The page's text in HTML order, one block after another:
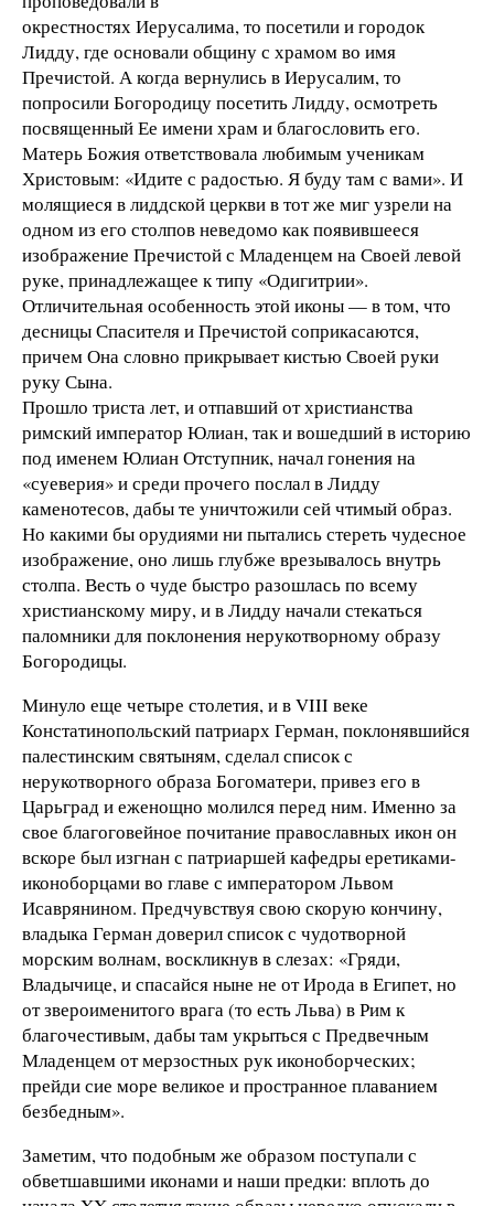
окрестностях Иерусалима, то посетили и городок
Лидду, где основали общину с храмом во имя
Пречистой. А когда вернулись в Иерусалим, то
попросили Богородицу посетить Лидду, осмотреть
посвященный Ее имени храм и благословить его.
Матерь Божия ответствовала любимым ученикам
Христовым: «Идите с радостью. Я буду там с вами». И
молящиеся в лиддской церкви в тот же миг узрели на
одном из его столпов неведомо как появившееся
изображение Пречистой с Младенцем на Своей левой
руке, принадлежащее к типу «Одигитрии».
Отличительная особенность этой иконы — в том, что
десницы Спасителя и Пречистой соприкасаются,
причем Она словно прикрывает кистью Своей руки
руку Сына.
Прошло триста лет, и отпавший от христианства
римский император Юлиан, так и вошедший в историю
под именем Юлиан Отступник, начал гонения на
«суеверия» и среди прочего послал в Лидду
каменотесов, дабы те уничтожили сей чтимый образ.
Но какими бы орудиями ни пытались стереть чудесное
изображение, оно лишь глубже врезывалось внутрь
столпа. Весть о чуде быстро разошлась по всему
христианскому миру, и в Лидду начали стекаться
паломники для поклонения нерукотворному образу
Богородицы.
Минуло еще четыре столетия, и в VIII веке
Констатинопольский патриарх Герман, поклонявшийся
палестинским святыням, сделал список с
нерукотворного образа Богоматери, привез его в
Царьград и еженощно молился перед ним. Именно за
свое благоговейное почитание православных икон он
вскоре был изгнан с патриаршей кафедры еретиками-
иконоборцами во главе с императором Львом
Исаврянином. Предчувствуя свою скорую кончину,
владыка Герман доверил список с чудотворной
морским волнам, воскликнув в слезах: «Гряди,
Владычице, и спасайся ныне не от Ирода в Египет, но
от звероименитого врага (то есть Льва) в Рим к
благочестивым, дабы там укрыться с Предвечным
Младенцем от мерзостных рук иконоборческих;
прейди сие море великое и пространное плаванием
безбедным».
Заметим, что подобным же образом поступали с
обветшавшими иконами и наши предки: вплоть до